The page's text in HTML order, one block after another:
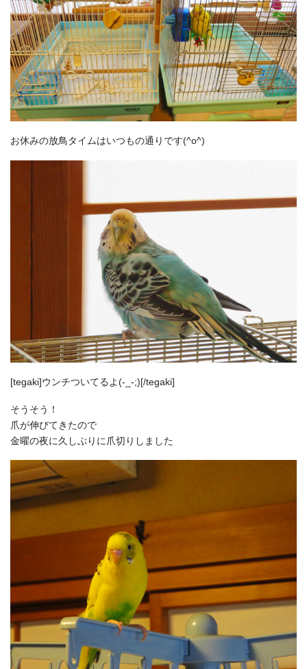
お休みの放鳥タイムはいつもの通りです(^o^)
[tegaki]ウンチついてるよ(-_-;)[/tegaki]
そうそう！
爪が伸びてきたので
金曜の夜に久しぶりに爪切りしました